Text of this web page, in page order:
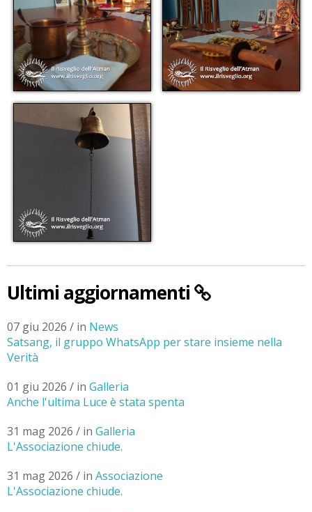
Ultimi aggiornamenti
07 giu 2026 / in News
Satsang, il gruppo WhatsApp per stare insieme nella
Verità
01 giu 2026 / in Galleria
Anche l'ultima Luce è stata spenta
31 mag 2026 / in Galleria
L'Associazione chiude.
31 mag 2026 / in Associazione
L'Associazione chiude.